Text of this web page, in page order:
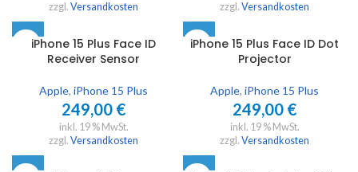
zzgl. Versandkosten
zzgl. Versandkosten
iPhone 15 Plus Face ID
Receiver Sensor
Apple, iPhone 15 Plus
249,00 €
inkl. 19 % MwSt.
zzgl. Versandkosten
iPhone 15 Plus Face ID Dot
Projector
Apple, iPhone 15 Plus
249,00 €
inkl. 19 % MwSt.
zzgl. Versandkosten